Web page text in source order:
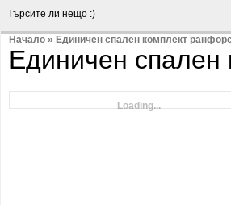
Начало » Единичен спален комплект
Единичен
Loading...